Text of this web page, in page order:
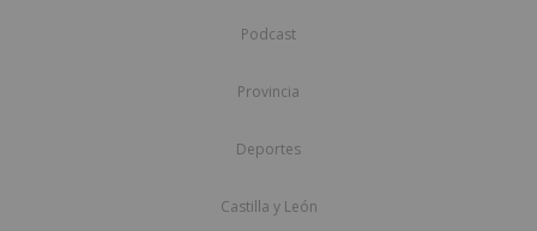
Podcast
Provincia
Deportes
Castilla y León